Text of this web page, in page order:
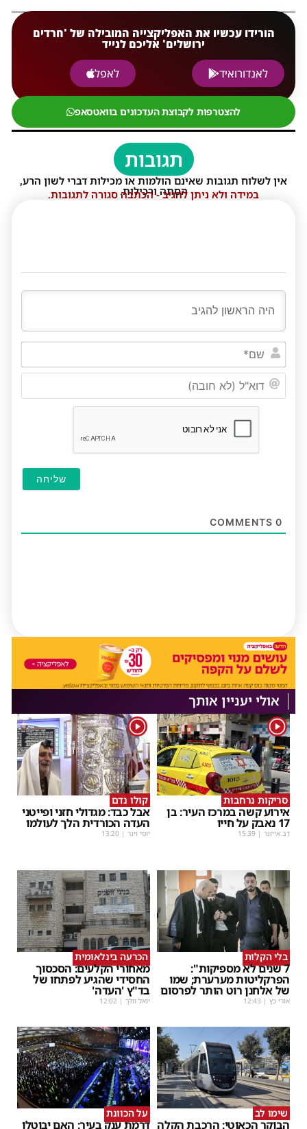
הורידו עכשיו את האפליקצייה המובילה של 'חרדים
ירושלים' אליכם לנייד
לאנדורואיד
לאפל
להצטרפות לקבוצת העדכונים בוואטסאפ
תגובות
אין לשלוח תגובות שאינם הולמות או מכילות דברי לשון הרע,
הסתה ורכילות.
במידה ולא ניתן להגיב - הכתבה סגורה לתגובות.
שם*
0
אולי יעניין אותך
1
סריקות נרחבות
אירוע קשה במרכז העיר: בן
17 נאבק על חייו
דב אייזנר |
15:39
1
קולו נדם
אבל כבד: מגדולי חזני ופייטני
העדה הכורדית הלך לעולמו
יוסי וינר |
13:20
בלי הקלות
7 שנים לא מספיקות":
הפרקליטות מערערת; שמו
של אלחנן רוט הותר לפרסום
אורי כץ |
12:43
הכרעה בינלאומית
מאחורי הקלעים: הסכסוך
החסידי שהגיע לפתחו של
בד"ץ 'העדה'
יואל וולך |
12:02
שימו לב
הבוקר הכאוטי: הרכבת הקלה
על הכוונת
דרמת ענק בעיר: האם יבוטלו